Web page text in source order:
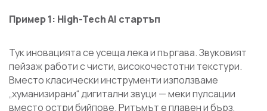
Пример 1: High-Tech AI стартъп
Тук иновацията се усеща лека и пъргава. Звуковият
пейзаж работи с чисти, високочестотни текстури.
Вместо класически инструменти използваме
„хуманизирани“ дигитални звуци — меки пулсации
вместо остри бийпове. Ритъмът е плавен и бърз,